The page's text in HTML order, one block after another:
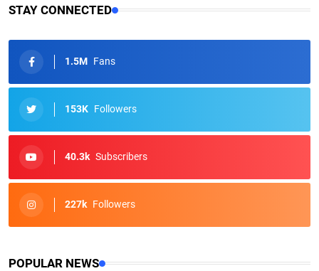
STAY CONNECTED
1.5M Fans
153K Followers
40.3k Subscribers
227k Followers
POPULAR NEWS